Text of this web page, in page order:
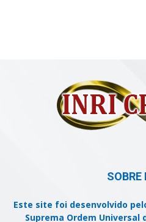
SOBRE
Este site foi desenvolvido
Suprema Ordem Universal